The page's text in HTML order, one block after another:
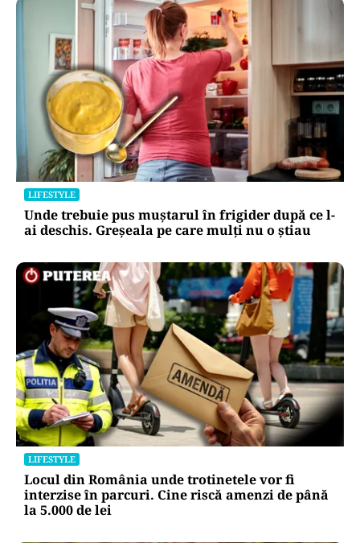
LIFESTYLE
Unde trebuie pus muștarul în frigider după ce l-
ai deschis. Greșeala pe care mulți nu o știau
LIFESTYLE
Locul din România unde trotinetele vor fi
interzise în parcuri. Cine riscă amenzi de până
la 5.000 de lei